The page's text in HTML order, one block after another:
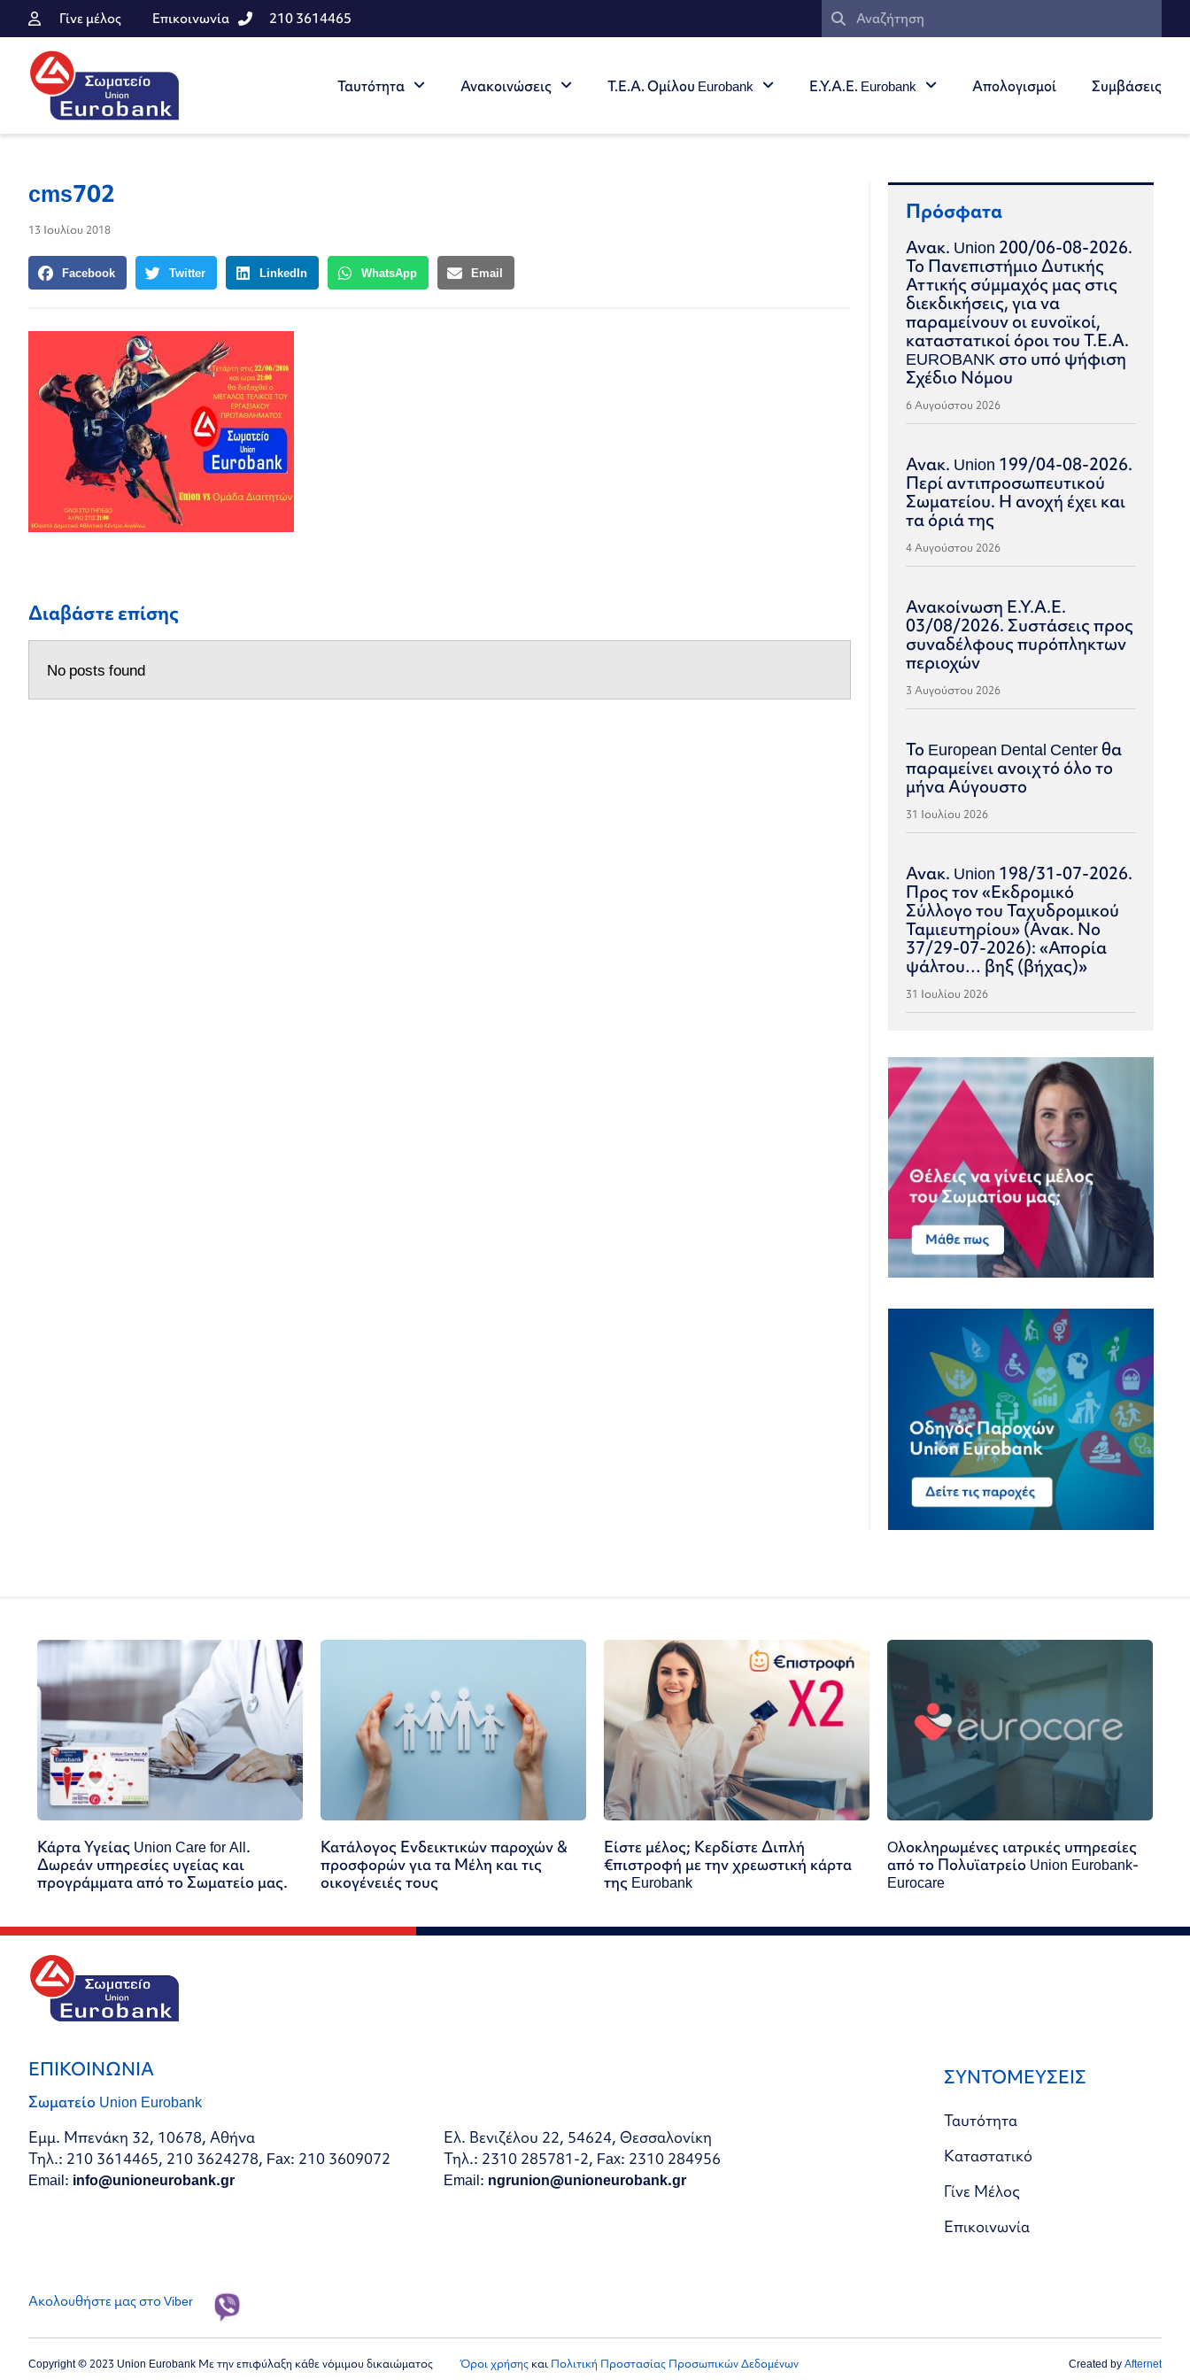
Γίνε μέλος Επικοινωνία 210 3614465
Ταυτότητα Ανακοινώσεις Τ.Ε.Α. Ομίλου Eurobank Ε.Υ.Α.Ε. Eurobank Απολογισμοί Συμβάσεις
cms702
13 Ιουλίου 2018
Facebook Twitter LinkedIn WhatsApp Email
Διαβάστε επίσης
No posts found
Πρόσφατα
Ανακ. Union 200/06-08-2026.
Το Πανεπιστήμιο Δυτικής
Αττικής σύμμαχός μας στις
διεκδικήσεις, για να
παραμείνουν οι ευνοϊκοί,
καταστατικοί όροι του Τ.Ε.Α.
EUROBANK στο υπό ψήφιση
Σχέδιο Νόμου
6 Αυγούστου 2026
Ανακ. Union 199/04-08-2026.
Περί αντιπροσωπευτικού
Σωματείου. Η ανοχή έχει και
τα όριά της
4 Αυγούστου 2026
Ανακοίνωση Ε.Υ.Α.Ε.
03/08/2026. Συστάσεις προς
συναδέλφους πυρόπληκτων
περιοχών
3 Αυγούστου 2026
Το European Dental Center θα
παραμείνει ανοιχτό όλο το
μήνα Αύγουστο
31 Ιουλίου 2026
Ανακ. Union 198/31-07-2026.
Προς τον «Εκδρομικό
Σύλλογο του Ταχυδρομικού
Ταμιευτηρίου» (Ανακ. Νο
37/29-07-2026): «Απορία
ψάλτου… βηξ (βήχας)»
31 Ιουλίου 2026
Κάρτα Υγείας Union Care for All.
Δωρεάν υπηρεσίες υγείας και
προγράμματα από το Σωματείο μας.
Κατάλογος Ενδεικτικών παροχών &
προσφορών για τα Μέλη και τις
οικογένειές τους
Είστε μέλος; Κερδίστε Διπλή
€πιστροφή με την χρεωστική κάρτα
της Eurobank
Oλοκληρωμένες ιατρικές υπηρεσίες
από το Πολυϊατρείο Union Eurobank-
Eurocare
ΕΠΙΚΟΙΝΩΝΙΑ
Σωματείο Union Eurobank
Εμμ. Μπενάκη 32, 10678, Αθήνα
Τηλ.: 210 3614465, 210 3624278, Fax: 210 3609072
Email: info@unioneurobank.gr
Ελ. Βενιζέλου 22, 54624, Θεσσαλονίκη
Τηλ.: 2310 285781-2, Fax: 2310 284956
Email: ngrunion@unioneurobank.gr
ΣΥΝΤΟΜΕΥΣΕΙΣ
Ταυτότητα
Καταστατικό
Γίνε Μέλος
Επικοινωνία
Ακολουθήστε μας στο Viber
Copyright © 2023 Union Eurobank Με την επιφύλαξη κάθε νόμιμου δικαιώματος Όροι χρήσης και Πολιτική Προστασίας Προσωπικών Δεδομένων Created byAfternet